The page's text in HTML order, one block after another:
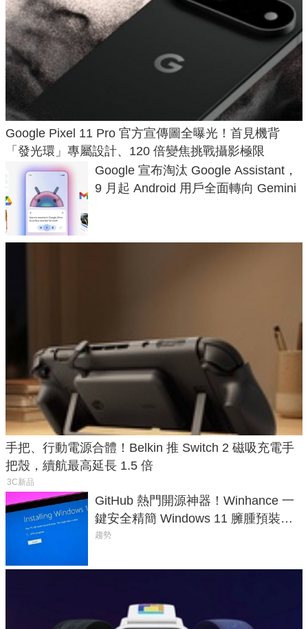
Google Pixel 11 Pro 官方宣傳圖全曝光！首見機背
「發光環」專屬設計、120 倍變焦挑戰攝影極限
Google 宣布淘汰 Google Assistant，
9 月起 Android 用戶全面轉向 Gemini
手把、行動電源合體！Belkin 推 Switch 2 磁吸充電手
把殼，續航最高延長 1.5 倍
3C新品
GitHub 熱門開源神器！Winhance 一
鍵安全精簡 Windows 11 臃腫預裝軟
體與後台追蹤
趨勢